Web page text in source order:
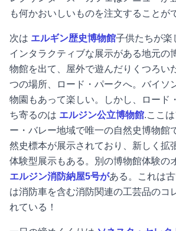
も何かおいしいものを注文することが
次は エルギン歴史博物館子供たちが楽
インタラクティブな展示がある地元の
物館を出て、屋外で遊んだりくつろい
つの場所、ロード・パークへ。バイソ
物園もあって楽しい。しかし、ロード
ち寄るのは エルジン公立博物館.ここ
ー・バレー地域で唯一の自然史博物館
然史標本が展示されており、新しく拡
体験型展示もある。別の博物館体験の
エルジン消防納屋5号がある。これは
は消防車を含む消防関連の工芸品のコ
れている！